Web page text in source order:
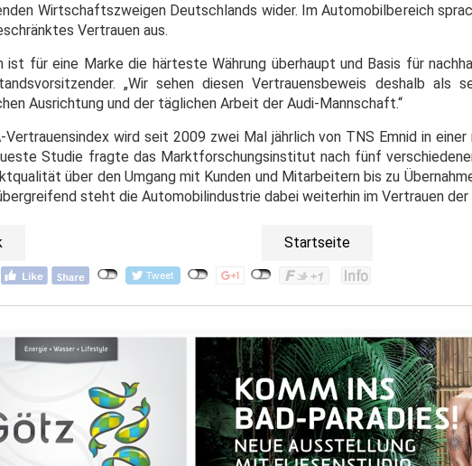
Wirtschaftszweigen Deutschlands wider. Im Automobilbereich
Vertrauen aus.
ist für eine Marke die härteste Währung überhaupt und Basis für
„Wir sehen diesen Vertrauensbeweis deshalb als
Ausrichtung und der täglichen Arbeit der Audi-Mannschaft.“
Vertrauensindex wird seit 2009 zwei Mal jährlich von TNS Emnid in
Studie fragte das Marktforschungsinstitut nach fünf
über den Umgang mit Kunden und Mitarbeitern bis zu
steht die Automobilindustrie dabei weiterhin im Vertrauen
Startseite